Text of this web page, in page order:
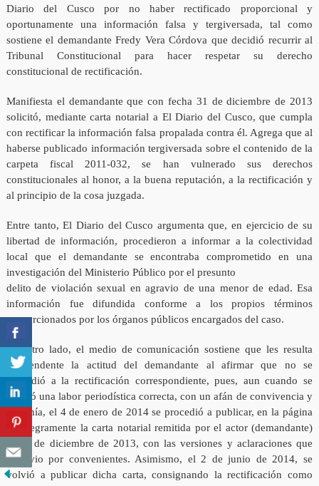
Diario del Cusco por no haber rectificado proporcional y
oportunamente una información falsa y tergiversada, tal como
sostiene el demandante Fredy Vera Córdova que decidió recurrir al
Tribunal Constitucional para hacer respetar su derecho
constitucional de rectificación.
Manifiesta el demandante que con fecha 31 de diciembre de 2013
solicitó, mediante carta notarial a El Diario del Cusco, que cumpla
con rectificar la información falsa propalada contra él. Agrega que al
haberse publicado información tergiversada sobre el contenido de la
carpeta fiscal 2011-032, se han vulnerado sus derechos
constitucionales al honor, a la buena reputación, a la rectificación y
al principio de la cosa juzgada.
Entre tanto, El Diario del Cusco argumenta que, en ejercicio de su
libertad de información, procedieron a informar a la colectividad
local que el demandante se encontraba comprometido en una
investigación del Ministerio Público por el presunto
delito de violación sexual en agravio de una menor de edad. Esa
información fue difundida conforme a los propios términos
proporcionados por los órganos públicos encargados del caso.
Por otro lado, el medio de comunicación sostiene que les resulta
sorprendente la actitud del demandante al afirmar que no se
procedió a la rectificación correspondiente, pues, aun cuando se
realizó una labor periodística correcta, con un afán de convivencia y
armonía, el 4 de enero de 2014 se procedió a publicar, en la página
6, íntegramente la carta notarial remitida por el actor (demandante)
el 31 de diciembre de 2013, con las versiones y aclaraciones que
este vio por convenientes. Asimismo, el 2 de junio de 2014, se
volvió a publicar dicha carta, consignando la rectificación como